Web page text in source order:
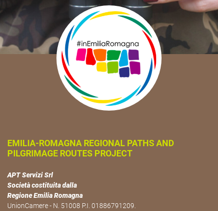
EMILIA-ROMAGNA REGIONAL PATHS AND
PILGRIMAGE ROUTES PROJECT
APT Servizi Srl
Società costituita dalla
Regione Emilia Romagna
UnionCamere - N. 51008 P.I. 01886791209.